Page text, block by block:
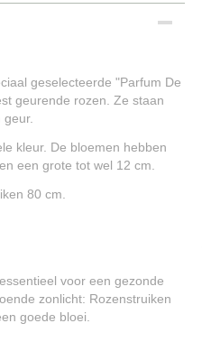
geselecteerde "Parfum De
geurende rozen. Ze staan
kleur. De bloemen hebben
een grote tot wel 12 cm.
80 cm.
voor een gezonde
zonlicht: Rozenstruiken
goede bloei.